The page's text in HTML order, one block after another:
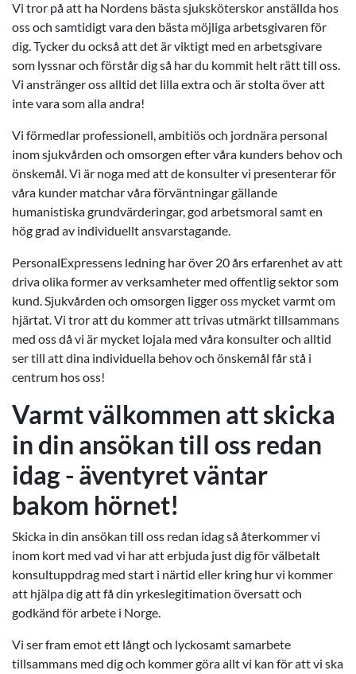
Vi tror på att ha Nordens bästa sjuksköterskor anställda hos
oss och samtidigt vara den bästa möjliga arbetsgivaren för
dig. Tycker du också att det är viktigt med en arbetsgivare
som lyssnar och förstår dig så har du kommit helt rätt till oss.
Vi anstränger oss alltid det lilla extra och är stolta över att
inte vara som alla andra!
Vi förmedlar professionell, ambitiös och jordnära personal
inom sjukvården och omsorgen efter våra kunders behov och
önskemål. Vi är noga med att de konsulter vi presenterar för
våra kunder matchar våra förväntningar gällande
humanistiska grundvärderingar, god arbetsmoral samt en
hög grad av individuellt ansvarstagande.
PersonalExpressens ledning har över 20 års erfarenhet av att
driva olika former av verksamheter med offentlig sektor som
kund. Sjukvården och omsorgen ligger oss mycket varmt om
hjärtat. Vi tror att du kommer att trivas utmärkt tillsammans
med oss då vi är mycket lojala med våra konsulter och alltid
ser till att dina individuella behov och önskemål får stå i
centrum hos oss!
Varmt välkommen att skicka
in din ansökan till oss redan
idag - äventyret väntar
bakom hörnet!
Skicka in din ansökan till oss redan idag så återkommer vi
inom kort med vad vi har att erbjuda just dig för välbetalt
konsultuppdrag med start i närtid eller kring hur vi kommer
att hjälpa dig att få din yrkeslegitimation översatt och
godkänd för arbete i Norge.
Vi ser fram emot ett långt och lyckosamt samarbete
tillsammans med dig och kommer göra allt vi kan för att vi ska